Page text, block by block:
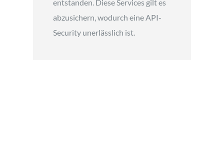
entstanden. Diese Services gilt es
abzusichern, wodurch eine API-
Security unerlässlich ist.